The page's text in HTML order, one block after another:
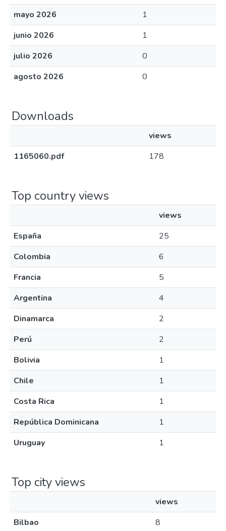
mayo 2026
1
junio 2026
1
julio 2026
0
agosto 2026
0
Downloads
views
1165060.pdf
178
Top country views
views
España
25
Colombia
6
Francia
5
Argentina
4
Dinamarca
2
Perú
2
Bolivia
1
Chile
1
Costa Rica
1
República Dominicana
1
Uruguay
1
Top city views
views
Bilbao
8